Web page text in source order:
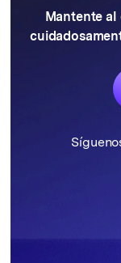
Soporte
Mantente al